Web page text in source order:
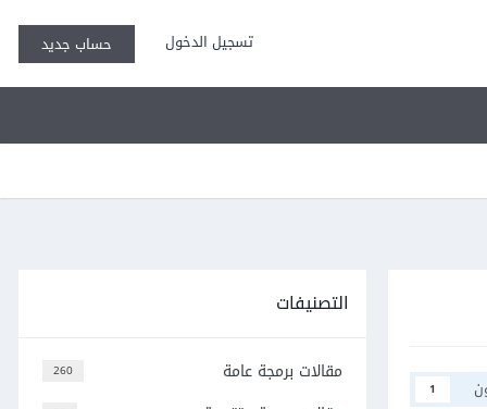
تسجيل الدخول حساب جديد
1
التصنيفات
260 مقالات برمجة عامة